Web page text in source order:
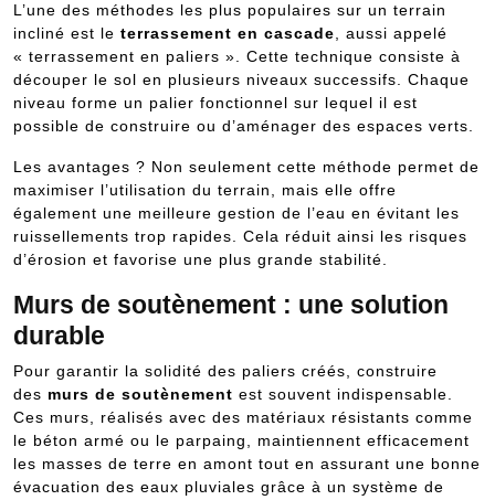
L’une des méthodes les plus populaires sur un terrain
incliné est le terrassement en cascade, aussi appelé
« terrassement en paliers ». Cette technique consiste à
découper le sol en plusieurs niveaux successifs. Chaque
niveau forme un palier fonctionnel sur lequel il est
possible de construire ou d’aménager des espaces verts.
Les avantages ? Non seulement cette méthode permet de
maximiser l’utilisation du terrain, mais elle offre
également une meilleure gestion de l’eau en évitant les
ruissellements trop rapides. Cela réduit ainsi les risques
d’érosion et favorise une plus grande stabilité.
Murs de soutènement : une solution
durable
Pour garantir la solidité des paliers créés, construire
des murs de soutènement est souvent indispensable.
Ces murs, réalisés avec des matériaux résistants comme
le béton armé ou le parpaing, maintiennent efficacement
les masses de terre en amont tout en assurant une bonne
évacuation des eaux pluviales grâce à un système de